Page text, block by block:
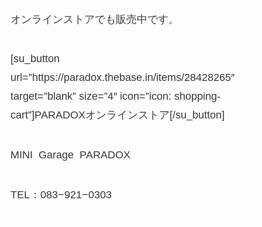
オンラインストアでも販売中です。
[su_button
url=”https://paradox.thebase.in/items/28428265″
target=”blank” size=”4″ icon=”icon: shopping-
cart”]PARADOXオンラインストア[/su_button]
MINI Garage PARADOX
TEL：083−921−0303